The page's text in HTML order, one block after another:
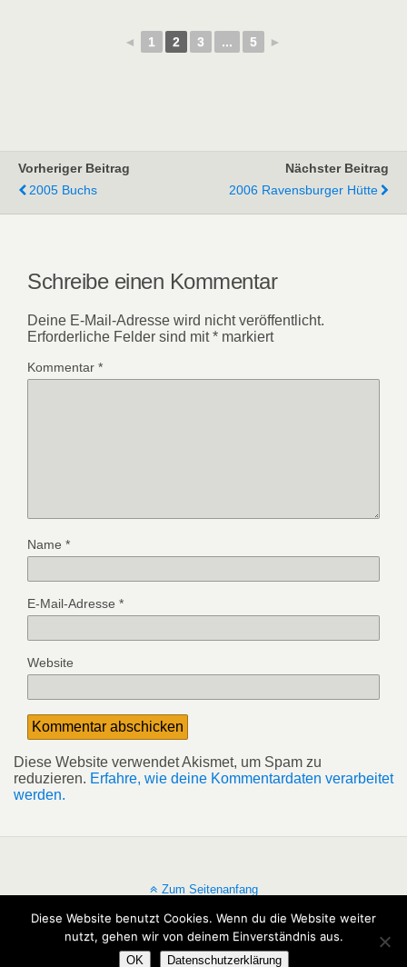
◄ 1 2 3 ... 5 ►
Vorheriger Beitrag
2005 Buchs
Nächster Beitrag
2006 Ravensburger Hütte
Schreibe einen Kommentar
Deine E-Mail-Adresse wird nicht veröffentlicht.
Erforderliche Felder sind mit* markiert
Kommentar *
Name *
E-Mail-Adresse *
Website
Diese Website verwendet Akismet, um Spam zu
reduzieren. Erfahre, wie deine Kommentardaten verarbeitet
werden.
Zum Seitenanfang
Mobil Desktop
Diese Website benutzt Cookies. Wenn du die Website weiter
nutzt, gehen wir von deinem Einverständnis aus.
OK Datenschutzerklärung